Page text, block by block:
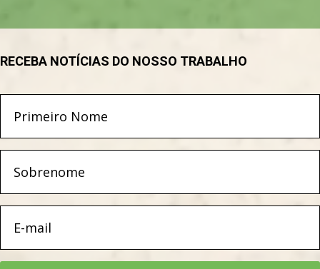
RECEBA NOTÍCIAS DO NOSSO TRABALHO